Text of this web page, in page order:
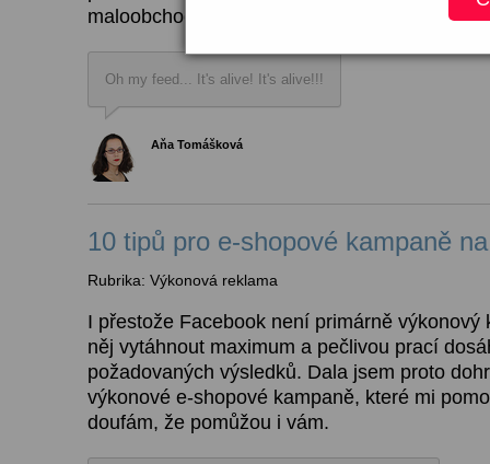
maloobchodního zboží? Pak by vás tento
Oh my feed... It's alive! It's alive!!!
Aňa Tomášková
10 tipů pro e-shopové kampaně
Rubrika: Výkonová reklama
I přestože Facebook není primárně výkonový
něj vytáhnout maximum a pečlivou prací
požadovaných výsledků. Dala jsem proto
výkonové e-shopové kampaně, které mi
doufám, že pomůžou i vám.